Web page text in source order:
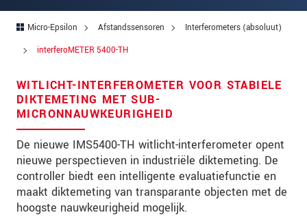
Micro-Epsilon Afstandssensoren
Interferometers (absoluut)
interferoMETER 5400-TH
WITLICHT-INTERFEROMETER VOOR STABIELE
DIKTEMETING MET SUB-
MICRONNAUWKEURIGHEID
De nieuwe IMS5400-TH witlicht-interferometer opent
nieuwe perspectieven in industriële diktemeting. De
controller biedt een intelligente evaluatiefunctie en
maakt diktemeting van transparante objecten met de
hoogste nauwkeurigheid mogelijk.
Postcode
Land *
Telefoon
E-mail*
Bericht*